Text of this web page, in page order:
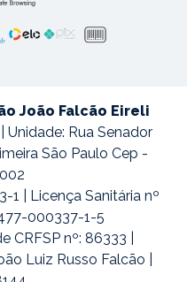
João Falcão Eireli
Unidade: Rua Senador
São Paulo Cep -
1 | Licença Sanitária nº
000337-1-5
CRFSP nº: 86333 |
Luiz Russo Falcão |